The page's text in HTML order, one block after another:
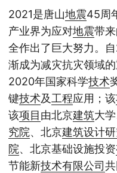
2021是唐山地震45周
产业界为应对地震带
全作出了巨大努力。
渐成为减灾抗灾领域
2020年国家科学技术
键技术及工程应用；该
该项目由北京建筑大
究院、北京建筑设计
院、北京基础设施投资
节能新技术有限公司